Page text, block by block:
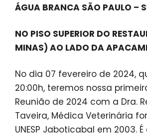
ÁGUA BRANCA SÃO PAULO –
NO PISO SUPERIOR DO
MINAS) AO LADO DA
No dia 07 fevereiro de 2024,
20:00h, teremos nossa
Reunião de 2024 com a Dra.
Taveira, Médica Veterinária
UNESP Jaboticabal em 2003.